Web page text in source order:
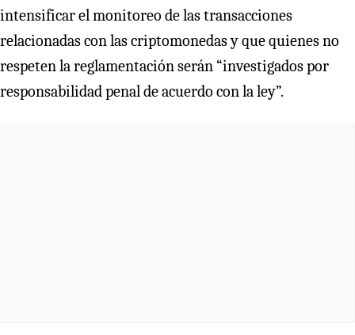
intensificar el monitoreo de las transacciones
relacionadas con las criptomonedas y que quienes no
respeten la reglamentación serán “investigados por
responsabilidad penal de acuerdo con la ley”.